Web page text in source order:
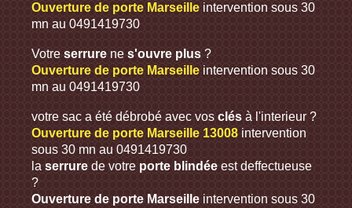
Ouverture de porte Marseille intervention sous 30
mn au 0491419730
Votreserrure nes'ouvre plus ?
Ouverture de porte Marseille intervention sous 30
mn au 0491419730
votre sac a été débrobé avec vosclés à l'interieur ?
Ouverture de porte Marseille 13008 intervention
sous 30 mn au 0491419730
laserrure de votre porte blindée est deffectueuse
?
Ouverture de porte Marseille intervention sous 30